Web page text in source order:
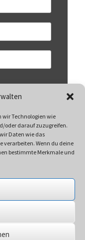
wir Technologien wie
oder darauf zuzugreifen.
Daten wie das
verarbeiten. Wenn du deine
bestimmte Merkmale und
unsere